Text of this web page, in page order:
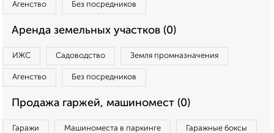
Агенство Без посредников
Аренда земельных участков (0)
ИЖС Садоводство Земля промназначения
Агенство Без посредников
Продажа гаржей, машиномест (0)
Гаражи Машиноместа в паркинге Гаражные боксы